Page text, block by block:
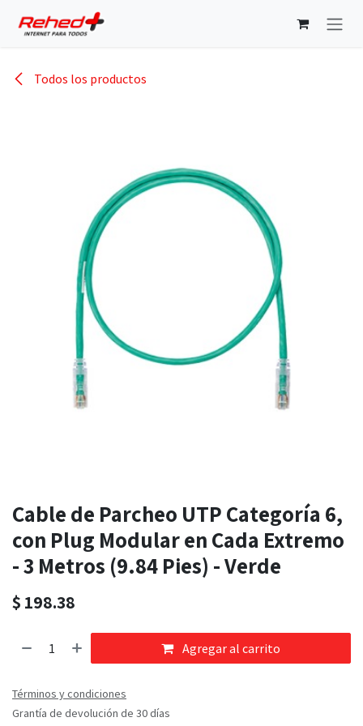
Todos los productos
Cable de Parcheo UTP Categoría 6,
con Plug Modular en Cada Extremo
- 3 Metros (9.84 Pies) - Verde
$ 198.38
Agregar al carrito
Términos y condiciones
Grantía de devolución de 30 días